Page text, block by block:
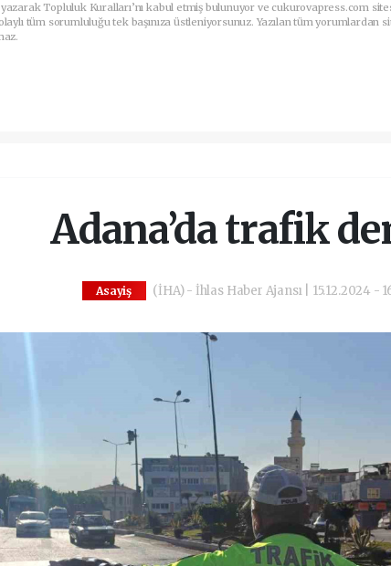
Topluluk Kuralları’nı kabul etmiş bulunuyor ve cukurovapress.com
tüm sorumluluğu tek başınıza üstleniyorsunuz. Yazılan tüm yorumlardan
Adana’da trafik
Asayiş (İHA) - İhlas Haber Ajansı | 15.12.2024 -